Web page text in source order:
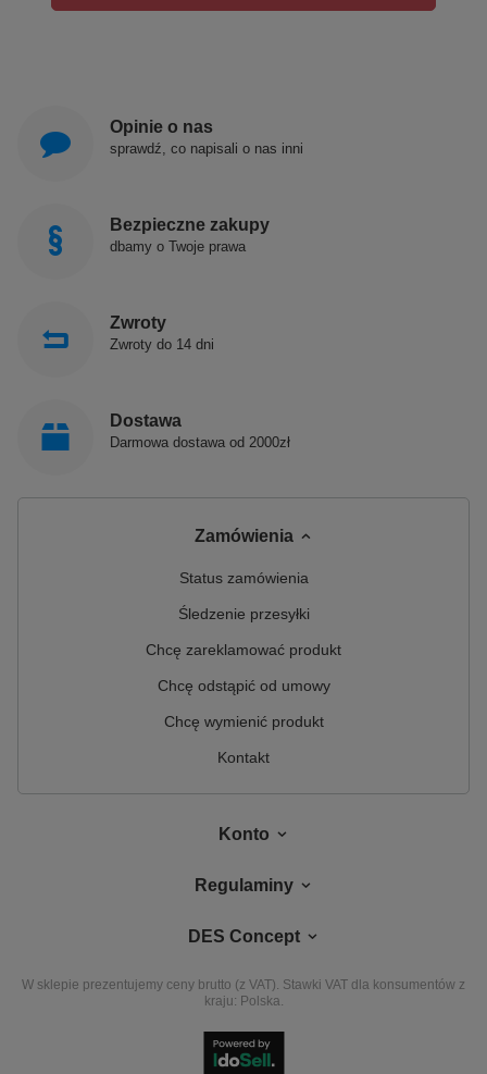
Opinie o nas
sprawdź, co napisali o nas inni
Bezpieczne zakupy
dbamy o Twoje prawa
Zwroty
Zwroty do 14 dni
Dostawa
Darmowa dostawa od 2000zł
Zamówienia
Status zamówienia
Śledzenie przesyłki
Chcę zareklamować produkt
Chcę odstąpić od umowy
Chcę wymienić produkt
Kontakt
Konto
Regulaminy
DES Concept
W sklepie prezentujemy ceny brutto (z VAT). Stawki VAT dla konsumentów z
kraju: Polska.